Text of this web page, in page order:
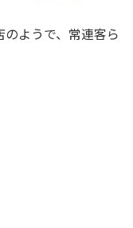
ようで、常連客ら